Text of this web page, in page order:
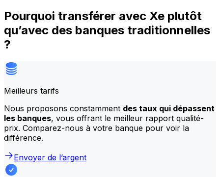
Pourquoi transférer avec Xe plutôt
qu’avec des banques traditionnelles
?
Meilleurs tarifs
Nous proposons constamment des taux qui dépassent
les banques, vous offrant le meilleur rapport qualité-
prix. Comparez-nous à votre banque pour voir la
différence.
Envoyer de l’argent